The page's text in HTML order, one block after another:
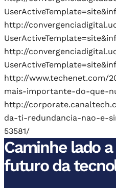
http://
http://
http://www.techenet.com/
mais-importante-do-que-
http://
da-ti-redundancia-nao-e-
53581/
Caminhe lado
futuro da